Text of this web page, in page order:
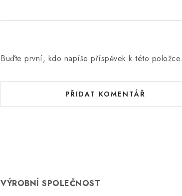
Buďte první, kdo napíše příspěvek k této položce.
PŘIDAT KOMENTÁŘ
VÝROBNÍ SPOLEČNOST